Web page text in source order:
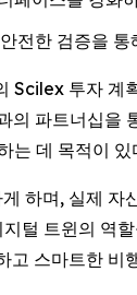
전한 검증을
투자 계
파트너십을
는 데 목적이 있
며, 실제 자
털 트윈의 역
스마트한 비